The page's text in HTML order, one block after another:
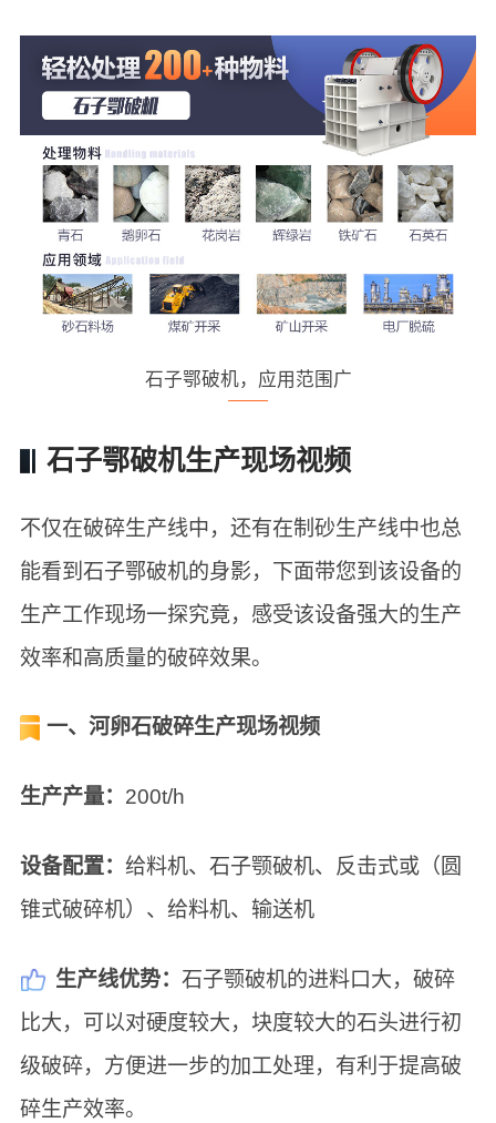
石子鄂破机，应用范围广
石子鄂破机生产现场视频
不仅在破碎生产线中，还有在制砂生产线中也总
能看到石子鄂破机的身影，下面带您到该设备的
生产工作现场一探究竟，感受该设备强大的生产
效率和高质量的破碎效果。
一、河卵石破碎生产现场视频
生产产量： 200t/h
设备配置： 给料机、石子颚破机、反击式或（圆
锥式破碎机）、给料机、输送机
生产线优势：石子颚破机的进料口大，破碎
比大，可以对硬度较大，块度较大的石头进行初
级破碎，方便进一步的加工处理，有利于提高破
碎生产效率。